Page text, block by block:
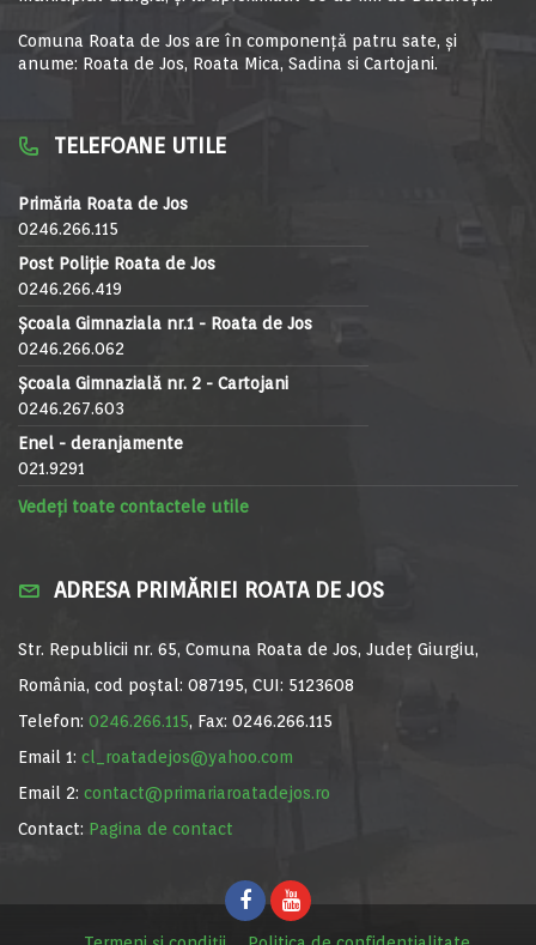
Comuna Roata de Jos are în componență patru sate, și
anume: Roata de Jos, Roata Mica, Sadina si Cartojani.
TELEFOANE UTILE
Primăria Roata de Jos
0246.266.115
Post Poliție Roata de Jos
0246.266.419
Școala Gimnaziala nr.1 - Roata de Jos
0246.266.062
Școala Gimnazială nr. 2 - Cartojani
0246.267.603
Enel - deranjamente
021.9291
Vedeți toate contactele utile
ADRESA PRIMĂRIEI ROATA DE JOS
Str. Republicii nr. 65, Comuna Roata de Jos, Județ Giurgiu,
România, cod poștal: 087195, CUI: 5123608
Telefon: 0246.266.115, Fax: 0246.266.115
Email 1: cl_roatadejos@yahoo.com
Email 2: contact@primariaroatadejos.ro
Contact: Pagina de contact